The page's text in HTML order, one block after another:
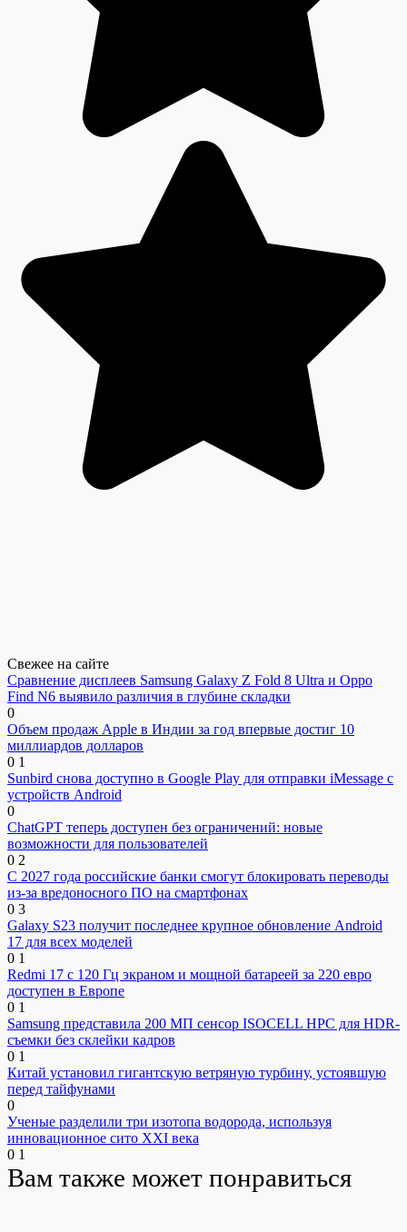
Свежее на сайте
Сравнение дисплеев Samsung Galaxy Z Fold 8 Ultra и Oppo
Find N6 выявило различия в глубине складки
0
Объем продаж Apple в Индии за год впервые достиг 10
миллиардов долларов
0 1
Sunbird снова доступно в Google Play для отправки iMessage с
устройств Android
0
ChatGPT теперь доступен без ограничений: новые
возможности для пользователей
0 2
С 2027 года российские банки смогут блокировать переводы
из-за вредоносного ПО на смартфонах
0 3
Galaxy S23 получит последнее крупное обновление Android
17 для всех моделей
0 1
Redmi 17 с 120 Гц экраном и мощной батареей за 220 евро
доступен в Европе
0 1
Samsung представила 200 МП сенсор ISOCELL HPC для HDR-
съемки без склейки кадров
0 1
Китай установил гигантскую ветряную турбину, устоявшую
перед тайфунами
0
Ученые разделили три изотопа водорода, используя
инновационное сито XXI века
0 1
Вам также может понравиться